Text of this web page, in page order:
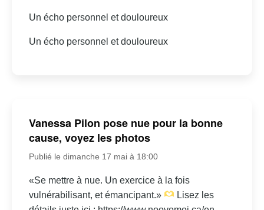
Un écho personnel et douloureux
Un écho personnel et douloureux
Vanessa Pilon pose nue pour la bonne
cause, voyez les photos
Publié le dimanche 17 mai à 18:00
«Se mettre à nue. Un exercice à la fois
vulnérabilisant, et émancipant.»
Lisez les